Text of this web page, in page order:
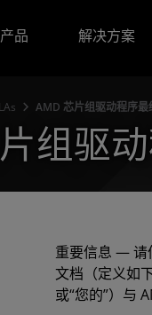
产品
解决方案
AMD 芯片组驱动程序
组驱
重要信息 — 请
文档（定义如
或“您的”）与